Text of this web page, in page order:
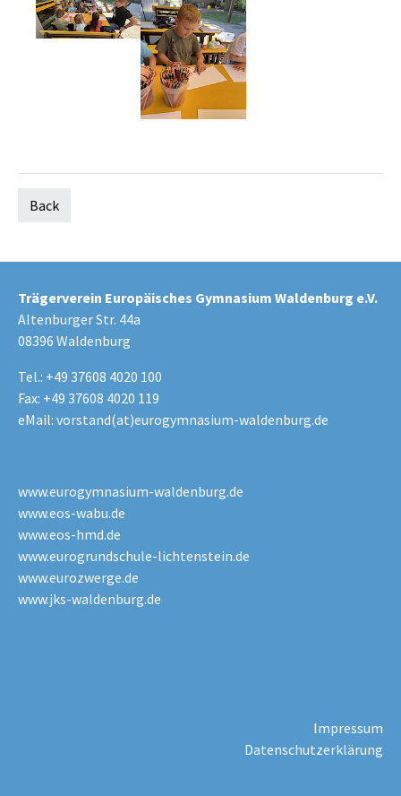
Back
Trägerverein Europäisches Gymnasium Waldenburg e.V.
Altenburger Str. 44a
08396 Waldenburg
Tel.: +49 37608 4020 100
Fax: +49 37608 4020 119
eMail: vorstand(at)eurogymnasium-waldenburg.de
www.eurogymnasium-waldenburg.de
www.eos-wabu.de
www.eos-hmd.de
www.eurogrundschule-lichtenstein.de
www.eurozwerge.de
www.jks-waldenburg.de
Impressum
Datenschutzerklärung